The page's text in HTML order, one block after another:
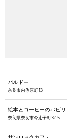
バルドー
奈良市内侍原町13
絵本とコーヒーのパビリ
奈良県奈良市今辻子町32-5